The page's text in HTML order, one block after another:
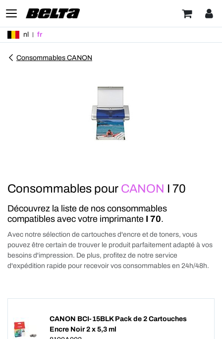
nl fr
Consommables CANON
Consommables pour CANON I 70
Découvrez la liste de nos consommables
compatibles avec votre imprimante I 70.
Avec notre sélection de cartouches d'encre et de toners, vous
pouvez être certain de trouver le produit parfaitement adapté à vos
besoins d'impression. De plus, profitez de notre service
d'expédition rapide pour recevoir vos consommables en 24h/48h.
CANON BCI-15BLK Pack de 2 Cartouches
Encre Noir 2 x 5,3 ml